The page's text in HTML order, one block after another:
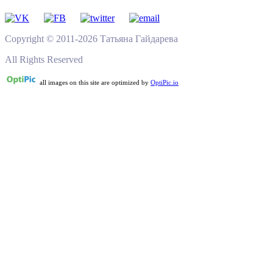
Copyright © 2011-2026 Татьяна Гайдарева
All Rights Reserved
all images on this site are optimized by OptiPic.io